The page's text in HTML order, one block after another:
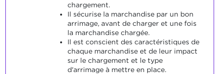
chargement.
Il sécurise la marchandise par un bon
arrimage, avant de charger et une fois
la marchandise chargée.
Il est conscient des caractéristiques de
chaque marchandise et de leur impact
sur le chargement et le type
d'arrimage à mettre en place.